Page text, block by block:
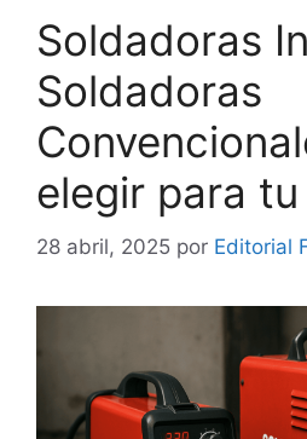
Soldadoras
Soldadoras
elegir para
28 abril, 2025 por Editorial